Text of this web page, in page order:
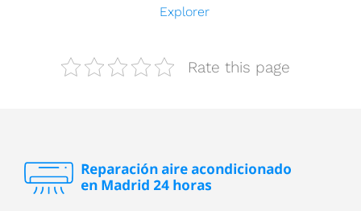
Explorer
Rate this page